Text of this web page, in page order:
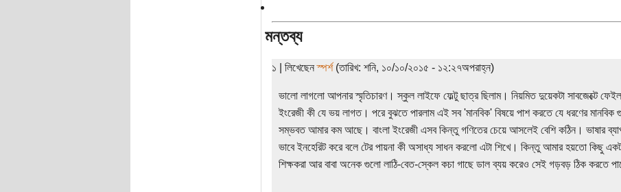
মন্তব্য
১ | লিখেছেনস্পর্শ(তারিখ: শনি, ১০/১০/২০১৫ - ১২:২৭অপরাহ্ন)
ভালো লাগলো আপনার স্মৃতিচারণ। স্কুল লাইফে ফেল্টু ছাত্র ছিলাম। নিয়মিত দুয়েকটা সাবজেক্টে
ইংরেজী কী যে ভয় লাগত। পরে বুঝতে পারলাম এই সব 'মানবিক' বিষয়ে পাশ করতে যে ধরণের মানবিক
সম্ভবত আমার কম আছে। বাংলা ইংরেজী এসব কিন্তু গণিতের চেয়ে আসলেই বেশি কঠিন। ভাষার
ভাবে ইনহেরিট করে বলে টের পায়না কী অসাধ্য সাধন করলো এটা শিখে। কিন্তু আমার হয়তো কিছু
শিক্ষকরা আর বাবা অনেক গুলো লাঠি-বেত-স্কেল কচা গাছে ডাল ব্যয় করেও সেই গড়বড় ঠিক করতে